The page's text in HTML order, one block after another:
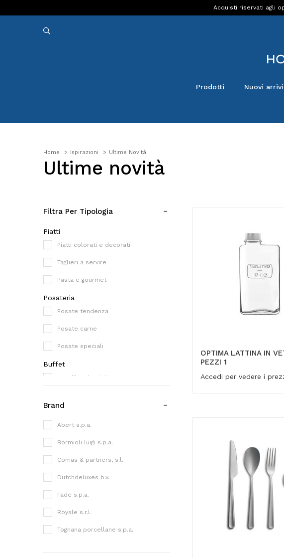
Acquisti riservati agli
Prodotti Nuovi arrivi
Home Ispirazioni Ultime Novità
Ultime novità
Filtra Per Tipologia
Piatti
Piatti colorati e decorati
Taglieri a servire
Pasta e gourmet
Posateria
Posate tendenza
Posate carne
Posate speciali
Buffet
Caraffe e bottiglie
Accessori tavola
Bar, sala e reception
Grembiuli sala
Brand
Abert s.p.a.
Bormioli luigi s.p.a.
Comas & partners, s.l.
Dutchdeluxes b.v.
Fade s.p.a.
Royale s.r.l.
Tognana porcellane s.p.a.
OPTIMA LATTINA IN
PEZZI 1
Accedi per vedere i